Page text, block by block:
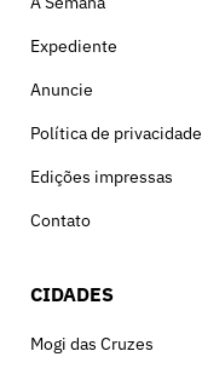
Expediente
Anuncie
Política de privacidade
Edições impressas
Contato
CIDADES
Mogi das Cruzes